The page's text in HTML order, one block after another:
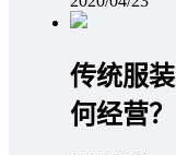
传统服
何经营？